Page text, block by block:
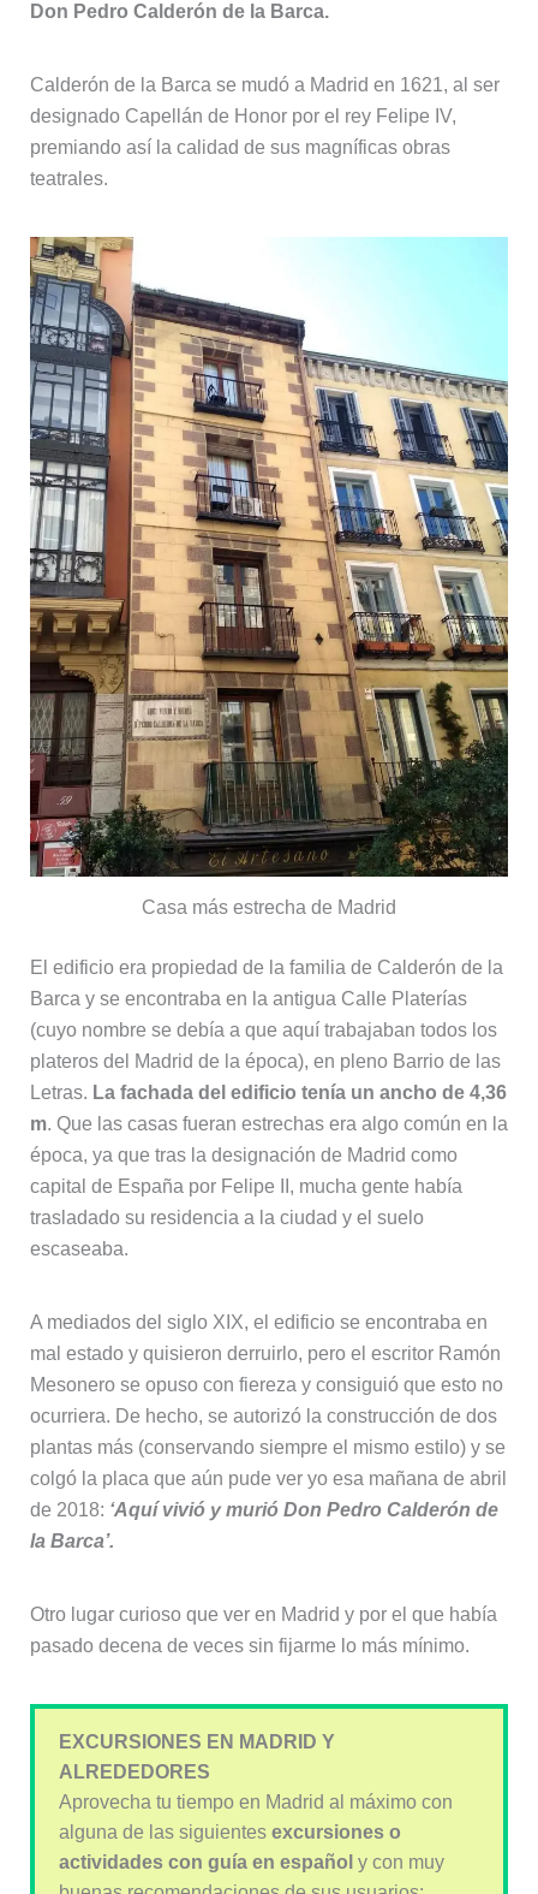
Don Pedro Calderón de la Barca.
Calderón de la Barca se mudó a Madrid en 1621, al ser
designado Capellán de Honor por el rey Felipe IV,
premiando así la calidad de sus magníficas obras
teatrales.
Casa más estrecha de Madrid
El edificio era propiedad de la familia de Calderón de la
Barca y se encontraba en la antigua Calle Platerías
(cuyo nombre se debía a que aquí trabajaban todos los
plateros del Madrid de la época), en pleno Barrio de las
Letras. La fachada del edificio tenía un ancho de 4,36
m. Que las casas fueran estrechas era algo común en la
época, ya que tras la designación de Madrid como
capital de España por Felipe II, mucha gente había
trasladado su residencia a la ciudad y el suelo
escaseaba.
A mediados del siglo XIX, el edificio se encontraba en
mal estado y quisieron derruirlo, pero el escritor Ramón
Mesonero se opuso con fiereza y consiguió que esto no
ocurriera. De hecho, se autorizó la construcción de dos
plantas más (conservando siempre el mismo estilo) y se
colgó la placa que aún pude ver yo esa mañana de abril
de 2018: ‘Aquí vivió y murió Don Pedro Calderón de
la Barca’.
Otro lugar curioso que ver en Madrid y por el que había
pasado decena de veces sin fijarme lo más mínimo.
EXCURSIONES EN MADRID Y
ALREDEDORES
Aprovecha tu tiempo en Madrid al máximo con
alguna de las siguientes excursiones o
actividades con guía en español y con muy